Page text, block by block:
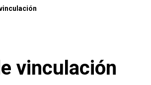
vinculación